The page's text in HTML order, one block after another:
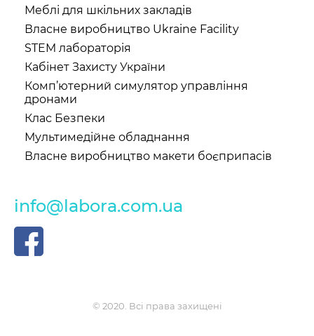
Меблі для шкільних закладів
Власне виробництво Ukraine Facility
STEM лабораторія
Кабінет Захисту України
Комп’ютерний симулятор управління
дронами
Клас Безпеки
Мультимедійне обладнання
Власне виробництво макети боєприпасів
info@labora.com.ua
© 2020. Всі права захищені